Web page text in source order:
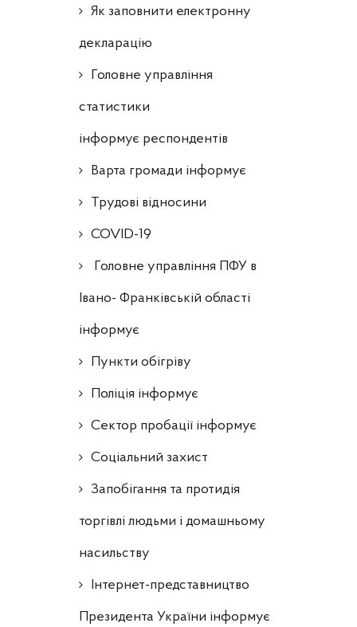
Як заповнити електронну
декларацію
Головне управління
статистики
інформує респондентів
Варта громади інформує
Трудові відносини
COVID-19
Головне управління ПФУ в
Івано- Франківській області
інформує
Пункти обігріву
Поліція інформує
Сектор пробації інформує
Соціальний захист
Запобігання та протидія
торгівлі людьми і домашньому
насильству
Інтернет-представництво
Президента України інформує